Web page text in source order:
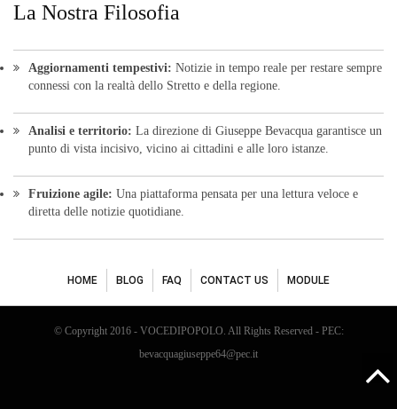
La Nostra Filosofia
Aggiornamenti tempestivi: Notizie in tempo reale per restare sempre
connessi con la realtà dello Stretto e della regione.
Analisi e territorio: La direzione di Giuseppe Bevacqua garantisce un
punto di vista incisivo, vicino ai cittadini e alle loro istanze.
Fruizione agile: Una piattaforma pensata per una lettura veloce e
diretta delle notizie quotidiane.
HOME BLOG FAQ CONTACT US MODULE
© Copyright 2016 - VOCEDIPOPOLO. All Rights Reserved - PEC:
bevacquagiuseppe64@pec.it